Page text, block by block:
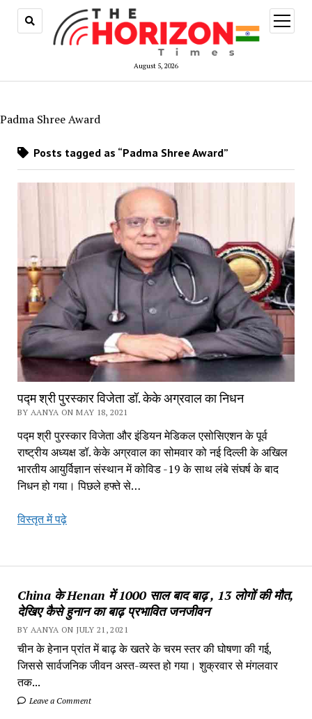
August 5, 2026
open
menu
China के Henan में 1000 साल बाद बाढ़ , 13 लोगों की मौत,
देखिए कैसे हुनान का बाढ़ प्रभावित जनजीवन
BY AANYA ON JULY 21, 2021
चीन के हेनान प्रांत में बाढ़ के खतरे के चरम स्तर की घोषणा की गई,
जिससे सार्वजनिक जीवन अस्त-व्यस्त हो गया। शुक्रवार से मंगलवार
तक...
Leave a Comment
Padma Shree Award
Posts tagged as “Padma Shree Award”
पद्म श्री पुरस्कार विजेता डॉ. केके अग्रवाल का निधन
BY AANYA ON MAY 18, 2021
पद्म श्री पुरस्कार विजेता और इंडियन मेडिकल एसोसिएशन के पूर्व
राष्ट्रीय अध्यक्ष डॉ. केके अग्रवाल का सोमवार को नई दिल्ली के अखिल
भारतीय आयुर्विज्ञान संस्थान में कोविड -19 के साथ लंबे संघर्ष के बाद
निधन हो गया। पिछले हफ्ते से…
विस्तृत में पढ़ेपद्म
विजेता
केके
अग्रवाल
का
निधन